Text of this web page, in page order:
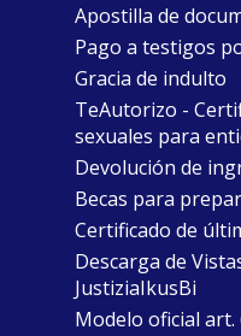
Apostilla de
Pago a testigos
Gracia de indulto
TeAutorizo -
sexuales para
Devolución de
Becas para
Certificado de
Descarga de
JustiziaIkusBi
Modelo oficial art.